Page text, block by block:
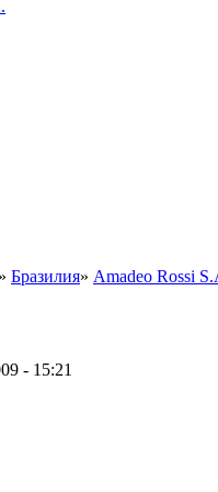
» Бразилия» Amadeo Rossi
- 15:21